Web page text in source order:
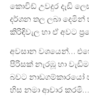
කොවිඩ් උවදුර දැඩි
දර්ශන තල ලබා
කිරිඳිවැල හා ඒ අවට
අවසාන වශයෙන්…
පිරිසක් නැරඹූ හා
බවට නාඩගම්කාරයෝ
හිස නමා ආචාර කරමි…